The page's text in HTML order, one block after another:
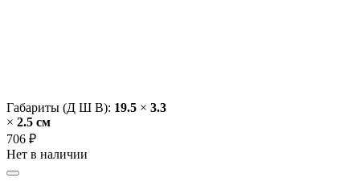
Габариты (Д Ш В): 19.5 × 3.3
× 2.5 cм
706 ₽
Нет в наличии